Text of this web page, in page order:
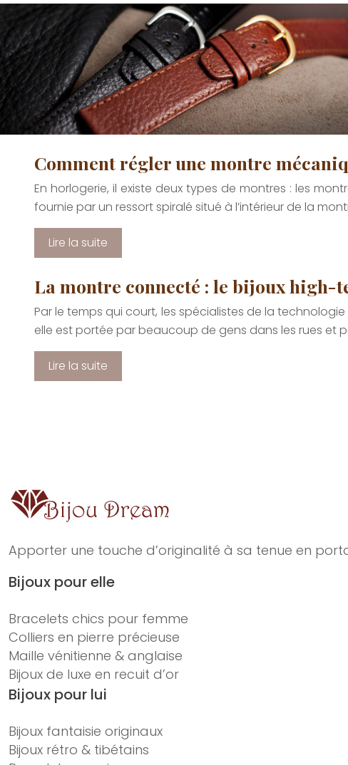
Comment régler une montre
En horlogerie, il existe deux types de montres : les
fournie par un ressort spiralé situé à l’intérieur de la
Lire la suite
La montre connecté : le bijoux high-
Par le temps qui court, les spécialistes de la
elle est portée par beaucoup de gens dans les rues et
Lire la suite
Apporter une touche d’originalité à sa tenue en
Bijoux pour elle
Bracelets chics pour femme
Colliers en pierre précieuse
Maille vénitienne & anglaise
Bijoux de luxe en recuit d’or
Bijoux pour lui
Bijoux fantaisie originaux
Bijoux rétro & tibétains